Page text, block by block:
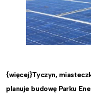
{więcej}Tyczyn,
planuje budowę Parku